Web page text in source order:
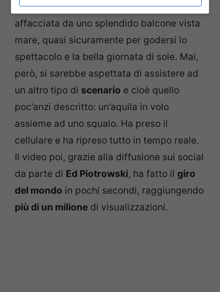
Erwin,Tennessee. La ragazza era
affacciata da uno splendido balcone vista
mare, quasi sicuramente per godersi lo
spettacolo e la bella giornata di sole. Mai,
però, si sarebbe aspettata di assistere ad
un altro tipo di scenario e cioè quello
poc’anzi descritto: un’aquila in volo
assieme ad uno squalo. Ha preso il
cellulare e ha ripreso tutto in tempo reale.
Il video poi, grazie alla diffusione sui social
da parte di Ed Piotrowski, ha fatto il giro
del mondo in pochi secondi, raggiungendo
più di un milione di visualizzazioni.